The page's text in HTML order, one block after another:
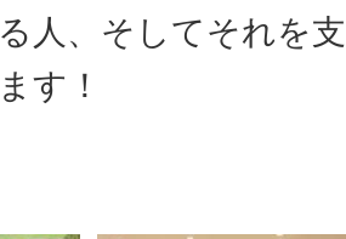
人、そしてそれを
す！